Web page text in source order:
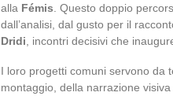
alla Fémis . Questo doppio
dall’analisi, dal gusto per il
Dridi , incontri decisivi che
I loro progetti comuni servono da
montaggio, della narrazione